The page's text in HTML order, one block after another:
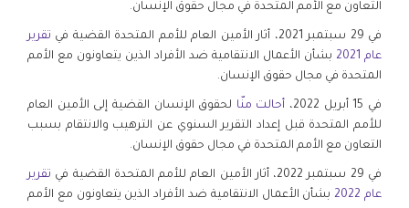
التعاون مع الأمم المتحدة في مجال حقوق الإنسان.
في 29 سبتمبر 2021، أثار الأمين العام للأمم المتحدة القضية في
تقرير
عام 2021
بشأن الأعمال الانتقامية ضد الأفراد الذين يتعاونون مع الأمم
المتحدة في مجال حقوق الإنسان.
في 15 أبريل 2022، أحالت منّا لحقوق الإنسان القضية إلى الأمين العام
للأمم المتحدة قبل إعداد التقرير السنوي عن الترهيب والانتقام بسبب
التعاون مع الأمم المتحدة في مجال حقوق الإنسان.
في 29 سبتمبر 2022، أثار الأمين العام للأمم المتحدة القضية في
تقرير
عام 2022
بشأن الأعمال الانتقامية ضد الأفراد الذين يتعاونون مع الأمم